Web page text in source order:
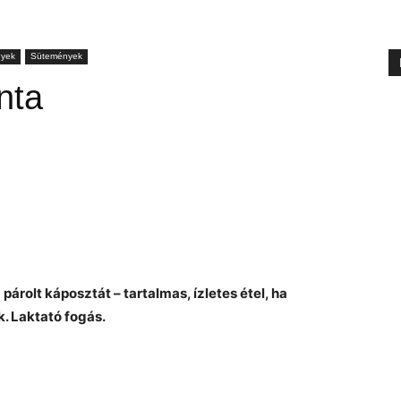
Sütemények
káposztát – tartalmas, ízletes étel, ha
Laktató fogás.